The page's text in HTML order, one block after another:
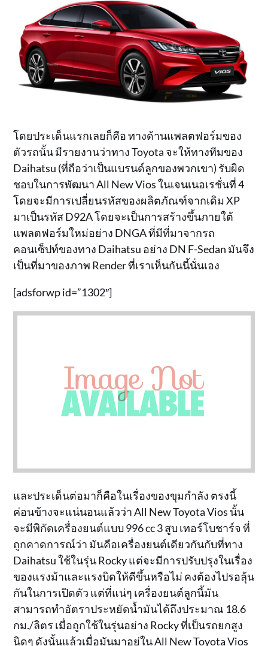
โดยประเด็นแรกเลยก็คือ ทางด้านแพลตฟอร์มของ
ตัวรถนั้น มีรายงานว่าทาง Toyota จะให้ทางทีมของ
Daihatsu (ที่ถือว่าเป็นแบรนด์ลูกของพวกเขา) รับผิด
ชอบในการพัฒนา All New Vios ในเจนเนอเรชั่นที่ 4
โดยจะมีการเปลี่ยนรหัสของผลิตภัณฑ์จากเดิม XP
มาเป็นรหัส D92A โดยจะเป็นการสร้างขึ้นภายใต้
แพลตฟอร์มใหม่อย่าง DNGA ที่มีที่มาจากรถ
คอนเซ็ปท์ของทาง Daihatsu อย่าง DN F-Sedan มันจึง
เป็นที่มาของภาพ Render ที่เราเห็นกันนี้นั่นเอง
[adsforwp id=”1302″]
และประเด็นต่อมาก็คือในเรื่องของขุมกำลัง ตรงนี้
ค่อนข้างจะแน่นอนแล้วว่า All New Toyota Vios นั้น
จะมีพิกัดเครื่องยนต์แบบ 996 cc 3 สูบ เทอร์โบชาร์จ ที่
ถูกคาดการณ์ว่า มันคือเครื่องยนต์เดียวกันกับที่ทาง
Daihatsu ใช้ในรุ่น Rocky แต่จะมีการปรับปรุงในเรื่อง
ของแรงม้าและแรงบิดให้ดีขึ้นหรือไม่ คงต้องไปรอลุ้น
กันในการเปิดตัว แต่ที่แน่ๆ เครื่องยนต์ลูกนี้มัน
สามารถทำอัตราประหยัดน้ำมันได้ถึงประมาณ 18.6
กม./ลิตร เมื่อถูกใช้ในรุ่นอย่าง Rocky ที่เป็นรถยกสูง
นิดๆ ดังนั้นแล้วเมื่อมันมาอยู่ใน All New Toyota Vios